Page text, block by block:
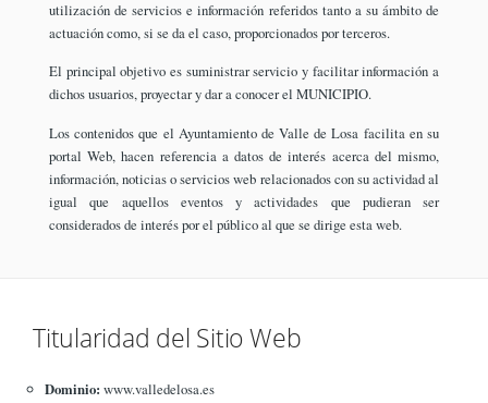
utilización de servicios e información referidos tanto a su ámbito de
actuación como, si se da el caso, proporcionados por terceros.
El principal objetivo es suministrar servicio y facilitar información a
dichos usuarios, proyectar y dar a conocer el MUNICIPIO.
Los contenidos que el Ayuntamiento de Valle de Losa facilita en su
portal Web, hacen referencia a datos de interés acerca del mismo,
información, noticias o servicios web relacionados con su actividad al
igual que aquellos eventos y actividades que pudieran ser
considerados de interés por el público al que se dirige esta web.
Titularidad del Sitio Web
Dominio: www.valledelosa.es